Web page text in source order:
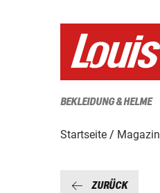
BEKLEIDUNG & HELME
Startseite Magazin
ZURÜCK